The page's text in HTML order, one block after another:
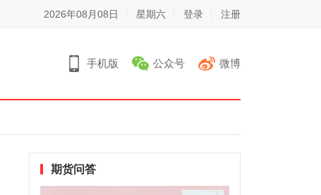
2026年08月08日 星期六 登录 注册
手机版 公众号 微博
期货问答